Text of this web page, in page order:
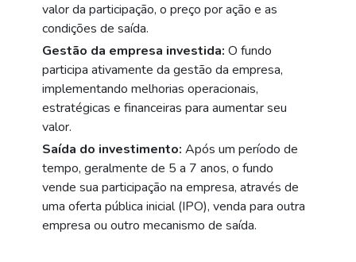
valor da participação, o preço por ação e as
condições de saída.
Gestão da empresa investida: O fundo
participa ativamente da gestão da empresa,
implementando melhorias operacionais,
estratégicas e financeiras para aumentar seu
valor.
Saída do investimento: Após um período de
tempo, geralmente de 5 a 7 anos, o fundo
vende sua participação na empresa, através de
uma oferta pública inicial (IPO), venda para outra
empresa ou outro mecanismo de saída.